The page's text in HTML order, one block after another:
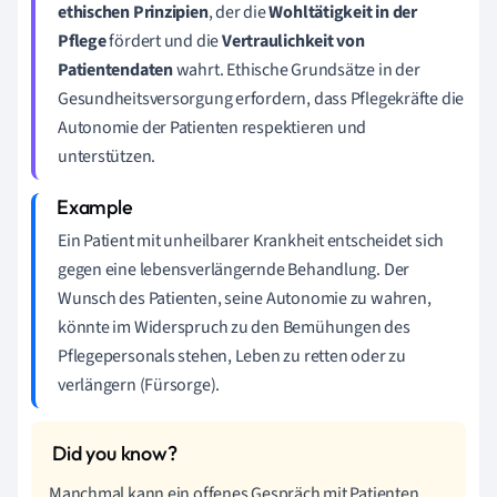
ethischen Prinzipien, der dieWohltätigkeit in der
Pflegefördert und dieVertraulichkeit von
Patientendatenwahrt. Ethische Grundsätze in der
Gesundheitsversorgung erfordern, dass Pflegekräfte die
Autonomie der Patienten respektieren und
unterstützen.
Ein Patient mit unheilbarer Krankheit entscheidet sich
gegen eine lebensverlängernde Behandlung. Der
Wunsch des Patienten, seine Autonomie zu wahren,
könnte im Widerspruch zu den Bemühungen des
Pflegepersonals stehen, Leben zu retten oder zu
verlängern (Fürsorge).